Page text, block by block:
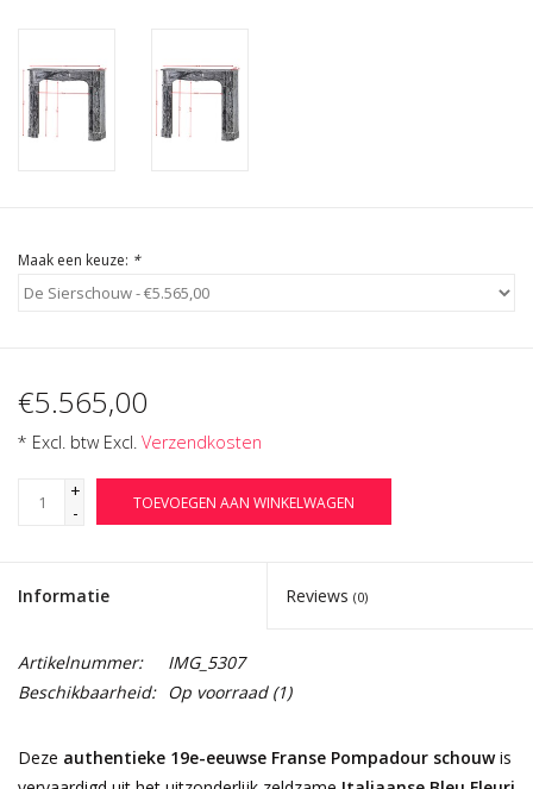
Maak een keuze: *
€5.565,00
* Excl. btw Excl. Verzendkosten
+
-
TOEVOEGEN AAN WINKELWAGEN
Informatie Reviews (0)
Artikelnummer:
IMG_5307
Beschikbaarheid: Op voorraad(1)
Deze authentieke 19e-eeuwse Franse Pompadour schouwis